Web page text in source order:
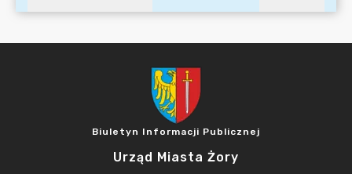
Biuletyn Informacji Publicznej
Urząd Miasta Żory